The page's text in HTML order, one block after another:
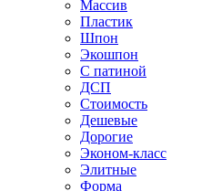
Массив
Пластик
Шпон
Экошпон
С патиной
ДСП
Стоимость
Дешевые
Дорогие
Эконом-класс
Элитные
Форма